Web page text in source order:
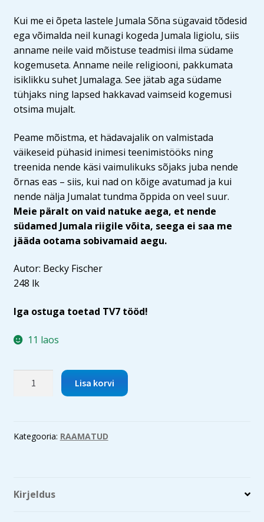
Kui me ei õpeta lastele Jumala Sõna sügavaid tõdesid
ega võimalda neil kunagi kogeda Jumala ligiolu, siis
anname neile vaid mõistuse teadmisi ilma südame
kogemuseta. Anname neile religiooni, pakkumata
isiklikku suhet Jumalaga. See jätab aga südame
tühjaks ning lapsed hakkavad vaimseid kogemusi
otsima mujalt.
Peame mõistma, et hädavajalik on valmistada
väikeseid pühasid inimesi teenimistööks ning
treenida nende käsi vaimulikuks sõjaks juba nende
õrnas eas – siis, kui nad on kõige avatumad ja kui
nende nälja Jumalat tundma õppida on veel suur.
Meie päralt on vaid natuke aega, et nende
südamed Jumala riigile võita, seega ei saa me
jääda ootama sobivamaid aegu.
Autor: Becky Fischer
248 lk
Iga ostuga toetad TV7 tööd!
11 laos
lastetöös
Lisa korvi
Kategooria: RAAMATUD
Kirjeldus